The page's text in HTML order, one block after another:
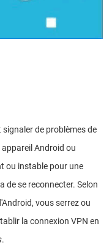
de problèmes de
Android ou
ou instable pour une
de se reconnecter. Selon
vous serrez ou
la connexion VPN en
.